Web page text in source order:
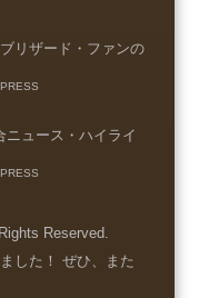
リザード・ファンの
ニュース・ハイライ
Reserved.
した！ ぜひ、また